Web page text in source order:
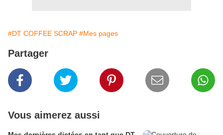
#DT COFFEE SCRAP #Mes pages
Partager
Vous aimerez aussi